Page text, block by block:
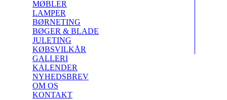
MØBLER
LAMPER
BØRNETING
BØGER & BLADE
JULETING
KØBSVILKÅR
GALLERI
KALENDER
NYHEDSBREV
OM OS
KONTAKT